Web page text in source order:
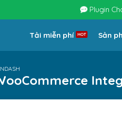
Plugin
Tải miễn phí Sản